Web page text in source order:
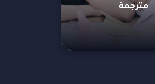
مترجمة